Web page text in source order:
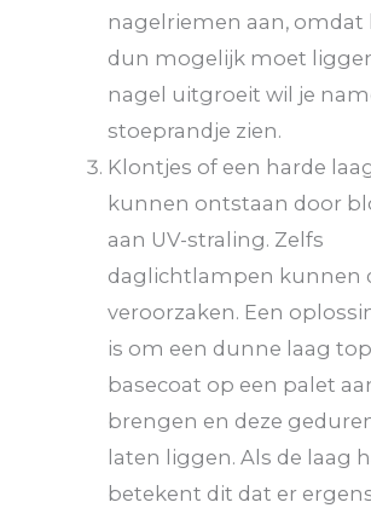
nagelriemen aan, omdat
dun mogelijk moet
nagel uitgroeit wil je
stoeprandje zien.
Klontjes of een harde
kunnen ontstaan door
aan UV-straling. Zelfs
daglichtlampen kunnen
veroorzaken. Een
is om een dunne laag
basecoat op een palet
brengen en deze
laten liggen. Als de laag
betekent dit dat er